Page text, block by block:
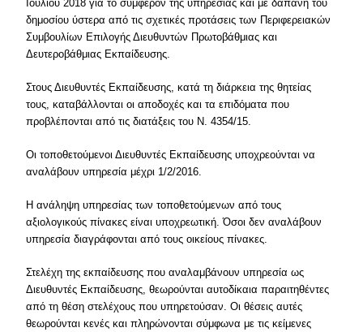
Ιουλίου 2018 για το συμφέρον της υπηρεσίας και με δαπάνη του
δημοσίου ύστερα από τις σχετικές προτάσεις των Περιφερειακών
Συμβουλίων Επιλογής Διευθυντών Πρωτοβάθμιας και
Δευτεροβάθμιας Εκπαίδευσης.
Στους Διευθυντές Εκπαίδευσης, κατά τη διάρκεια της θητείας
τους, καταβάλλονται οι αποδοχές και τα επιδόματα που
προβλέπονται από τις διατάξεις του Ν. 4354/15.
Οι τοποθετούμενοι Διευθυντές Εκπαίδευσης υποχρεούνται να
αναλάβουν υπηρεσία μέχρι 1/2/2016.
Η ανάληψη υπηρεσίας των τοποθετούμενων από τους
αξιολογικούς πίνακες είναι υποχρεωτική. Όσοι δεν αναλάβουν
υπηρεσία διαγράφονται από τους οικείους πίνακες.
Στελέχη της εκπαίδευσης που αναλαμβάνουν υπηρεσία ως
Διευθυντές Εκπαίδευσης, θεωρούνται αυτοδίκαια παραιτηθέντες
από τη θέση στελέχους που υπηρετούσαν. Οι θέσεις αυτές
θεωρούνται κενές και πληρώνονται σύμφωνα με τις κείμενες